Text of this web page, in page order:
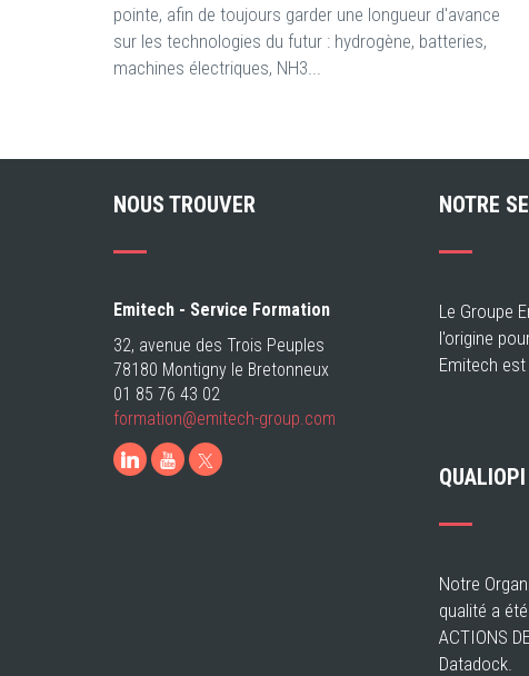
pointe, afin de toujours garder une longueur d'avance
sur les technologies du futur : hydrogène, batteries,
machines électriques, NH3...
NOUS TROUVER
Emitech - Service Formation
32, avenue des Trois Peuples
78180 Montigny le Bretonneux
01 85 76 43 02
formation@emitech-group.com
LinkedIn
Youtube
NOTRE
Le Groupe
l'origine
Emitech
QUALIOPI
Notre
qualité a
ACTIONS
Datadock.